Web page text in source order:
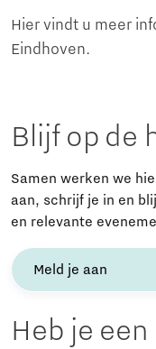
Hier vindt u meer
Eindhoven.
Blijf op de
Samen werken we
aan, schrijf je in en
en relevante
Meld je aan
Heb je een